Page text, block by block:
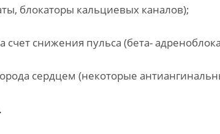
блокаторы кальциевых каналов);
снижения пульса (бета-
сердцем (некоторые